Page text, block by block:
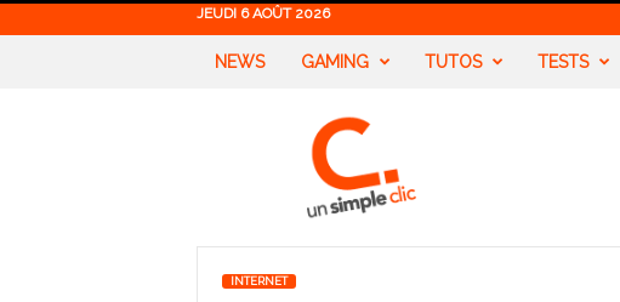
JEUDI 6 AOÛT 2026
NEWS GAMING TUTOS TESTS
INTERNET